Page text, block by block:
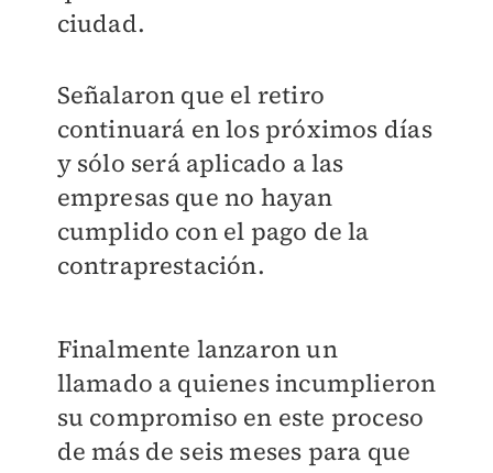
ciudad.
Señalaron que el retiro
continuará en los próximos días
y sólo será aplicado a las
empresas que no hayan
cumplido con el pago de la
contraprestación.
Finalmente lanzaron un
llamado a quienes incumplieron
su compromiso en este proceso
de más de seis meses para que